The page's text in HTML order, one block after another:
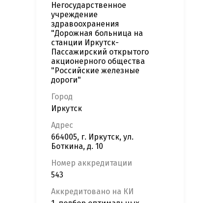
Негосударственное
учреждение
здравоохранения
"Дорожная больница на
станции Иркутск-
Пассажирский открытого
акционерного общества
"Российские железные
дороги"
Город
Иркутск
Адрес
664005, г. Иркутск, ул.
Боткина, д. 10
Номер аккредитации
543
Аккредитовано на КИ